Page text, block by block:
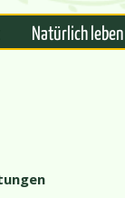
Natürlich leben